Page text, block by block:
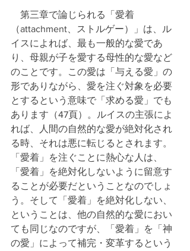
第三章で論じられる「愛着
（attachment、ストルゲー）」は、ル
イスによれば、最も一般的な愛であ
り、母親が子を愛する母性的な愛など
のことです。この愛は「与える愛」の
形でありながら、愛を注ぐ対象を必要
とするという意味で「求める愛」でも
あります（47頁）。ルイスの主張によ
れば、人間の自然的な愛が絶対化され
る時、それは悪に転じるとされます。
「愛着」を注ぐことに熱心な人は、
「愛着」を絶対化しないように留意す
ることが必要だということなのでしょ
う。そして「愛着」を絶対化しない、
ということは、他の自然的な愛におい
ても同じなのですが、「愛着」を「神
の愛」によって補完・変革するという